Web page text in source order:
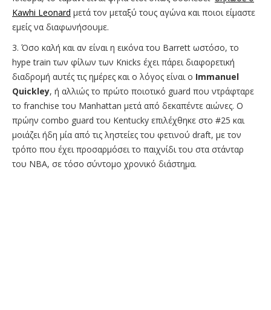
Kawhi Leonard μετά τον μεταξύ τους αγώνα και ποιοι είμαστε
εμείς να διαφωνήσουμε.
3. Όσο καλή και αν είναι η εικόνα του Barrett ωστόσο, το
hype train των φίλων των Knicks έχει πάρει διαφορετική
διαδρομή αυτές τις ημέρες και ο λόγος είναι ο Immanuel
Quickley, ή αλλιώς το πρώτο ποιοτικό guard που ντράφταρε
το franchise του Manhattan μετά από δεκαπέντε αιώνες. Ο
πρώην combo guard του Kentucky επιλέχθηκε στο #25 και
μοιάζει ήδη μία από τις ληστείες του φετινού draft, με τον
τρόπο που έχει προσαρμόσει το παιχνίδι του στα στάνταρ
του ΝΒΑ, σε τόσο σύντομο χρονικό διάστημα.